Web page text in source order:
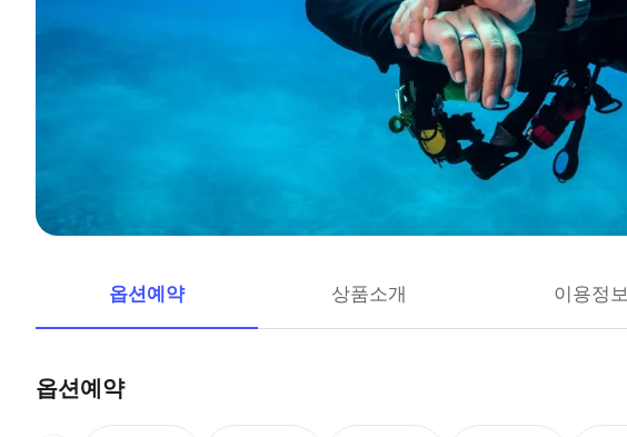
옵션예약 상품소개 이용정보
옵션예약